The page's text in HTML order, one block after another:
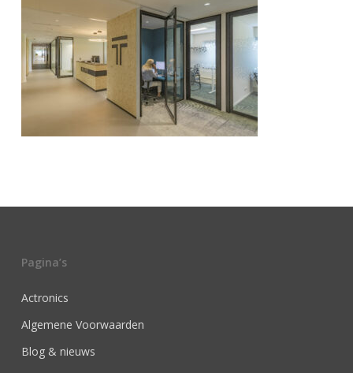
Pagina’s
Actronics
Algemene Voorwaarden
Blog & nieuws